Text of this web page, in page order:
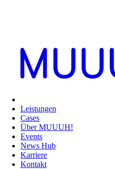
Leistungen
Cases
Über MUUUH!
Events
News Hub
Karriere
Kontakt